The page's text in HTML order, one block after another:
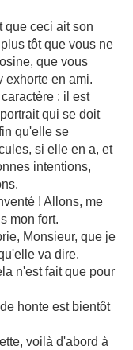
que ceci ait son
tôt que vous ne
que vous
exhorte en ami.
: il est
qui se doit
qu'elle se
si elle en a, et
intentions,
! Allons, me
mon fort.
Monsieur, que je
va dire.
n'est fait que pour
honte est bientôt
voilà d'abord à